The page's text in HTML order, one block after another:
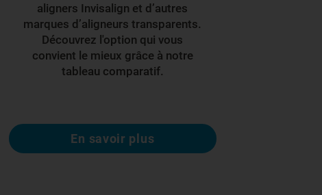
aligners Invisalign et d’autres
marques d’aligneurs transparents.
Découvrez l'option qui vous
convient le mieux grâce à notre
tableau comparatif.
En savoir plus